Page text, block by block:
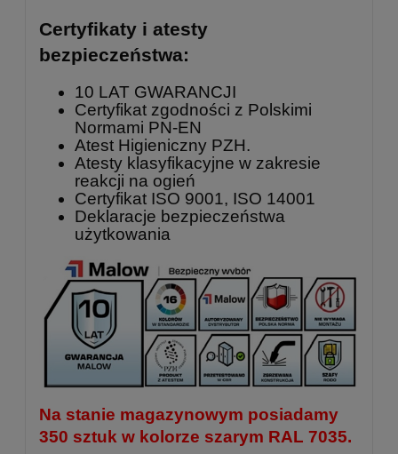
Certyfikaty i atesty
bezpieczeństwa:
10 LAT GWARANCJI
Certyfikat zgodności z Polskimi
Normami PN-EN
Atest Higieniczny PZH.
Atesty klasyfikacyjne w zakresie
reakcji na ogień
Certyfikat ISO 9001, ISO 14001
Deklaracje bezpieczeństwa
użytkowania
Na stanie magazynowym posiadamy
350 sztuk w kolorze szarym RAL 7035.